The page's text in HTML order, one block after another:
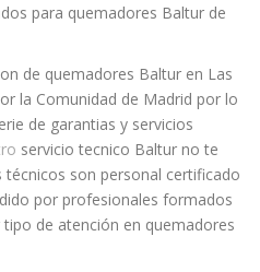
para quemadores Baltur de
de quemadores Baltur en Las
la Comunidad de Madrid por lo
de garantias y servicios
servicio tecnico Baltur no te
son personal certificado
por profesionales formados
de atención en quemadores